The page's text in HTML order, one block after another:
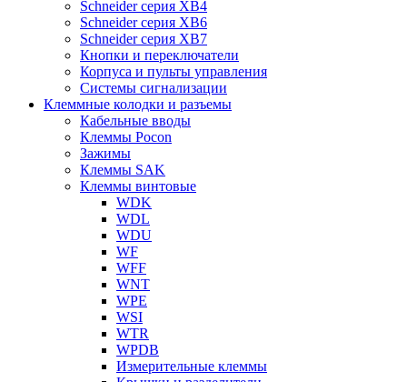
Schneider серия XB4
Schneider серия XB6
Schneider серия XB7
Кнопки и переключатели
Корпуса и пульты управления
Системы сигнализации
Клеммные колодки и разъемы
Кабельные вводы
Клеммы Pocon
Зажимы
Клеммы SAK
Клеммы винтовые
WDK
WDL
WDU
WF
WFF
WNT
WPE
WSI
WTR
WPDB
Измерительные клеммы